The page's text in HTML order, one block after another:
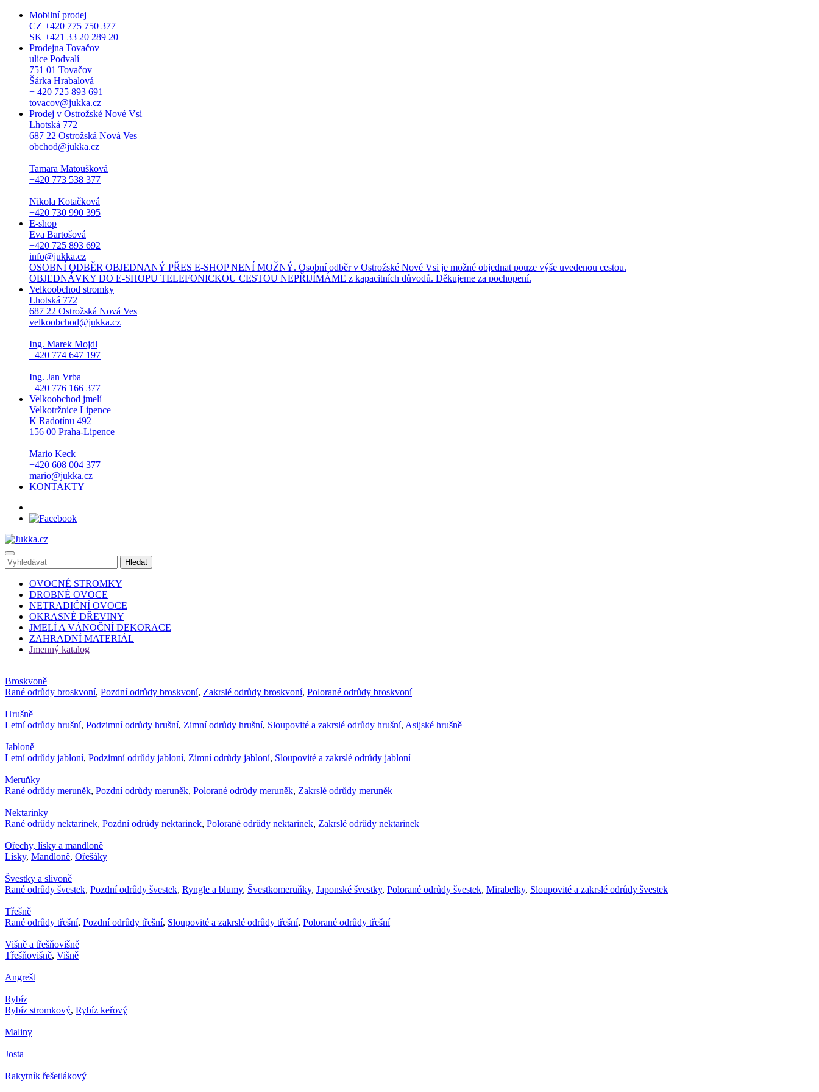
Mobilní prodej
CZ +420 775 750 377
SK +421 33 20 289 20
Prodejna Tovačov
ulice Podvalí
751 01 Tovačov
Šárka Hrabalová
+ 420 725 893 691
tovacov@jukka.cz
Prodej v Ostrožské Nové Vsi
Lhotská 772
687 22 Ostrožská Nová Ves
obchod@jukka.cz
Tamara Matoušková
+420 773 538 377
Nikola Kotačková
+420 730 990 395
E-shop
Eva Bartošová
+420 725 893 692
info@jukka.cz
OSOBNÍ ODBĚR OBJEDNANÝ PŘES E-SHOP NENÍ MOŽNÝ. Osobní odběr v Ostrožské Nové Vsi je možné objednat pouze výše uvedenou cestou.
OBJEDNÁVKY DO E-SHOPU TELEFONICKOU CESTOU NEPŘIJÍMÁME z kapacitních důvodů. Děkujeme za pochopení.
Velkoobchod stromky
Lhotská 772
687 22 Ostrožská Nová Ves
velkoobchod@jukka.cz
Ing. Marek Mojdl
+420 774 647 197
Ing. Jan Vrba
+420 776 166 377
Velkoobchod jmelí
Velkotržnice Lipence
K Radotínu 492
156 00 Praha-Lipence
Mario Keck
+420 608 004 377
mario@jukka.cz
KONTAKTY
OVOCNÉ STROMKY
DROBNÉ OVOCE
NETRADIČNÍ OVOCE
OKRASNÉ DŘEVINY
JMELÍ A VÁNOČNÍ DEKORACE
ZAHRADNÍ MATERIÁL
Jmenný katalog
Broskvoně
Rané odrůdy broskvoní, Pozdní odrůdy broskvoní, Zakrslé odrůdy broskvoní, Polorané odrůdy broskvoní
Hrušně
Letní odrůdy hrušní, Podzimní odrůdy hrušní, Zimní odrůdy hrušní, Sloupovité a zakrslé odrůdy hrušní, Asijské hrušně
Jabloně
Letní odrůdy jabloní, Podzimní odrůdy jabloní, Zimní odrůdy jabloní, Sloupovité a zakrslé odrůdy jabloní
Meruňky
Rané odrůdy meruněk, Pozdní odrůdy meruněk, Polorané odrůdy meruněk, Zakrslé odrůdy meruněk
Nektarinky
Rané odrůdy nektarinek, Pozdní odrůdy nektarinek, Polorané odrůdy nektarinek, Zakrslé odrůdy nektarinek
Ořechy, lísky a mandloně
Lísky, Mandloně, Ořešáky
Švestky a slivoně
Rané odrůdy švestek, Pozdní odrůdy švestek, Ryngle a blumy, Švestkomeruňky, Japonské švestky, Polorané odrůdy švestek, Mirabelky, Sloupovité a zakrslé odrůdy švestek
Třešně
Rané odrůdy třešní, Pozdní odrůdy třešní, Sloupovité a zakrslé odrůdy třešní, Polorané odrůdy třešní
Višně a třešňovišně
Třešňovišně, Višně
Angrešt
Rybíz
Rybíz stromkový, Rybíz keřový
Maliny
Josta
Rakytník řešetlákový